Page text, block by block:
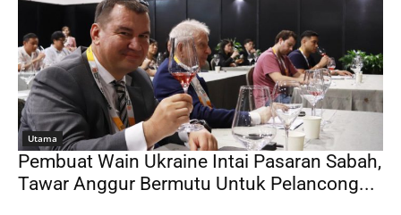
Utama
Pembuat Wain Ukraine Intai Pasaran Sabah,
Tawar Anggur Bermutu Untuk Pelancong...